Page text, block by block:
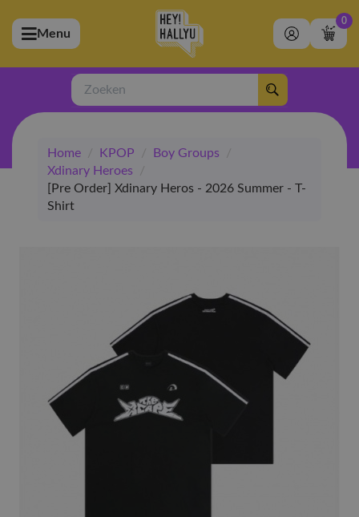
(Artiesten)
(Merchandise)
(Exclusive)
(Winkel)
Menu
0
Zoeken
Home / KPOP / Boy Groups
/
Xdinary Heroes
/
[Pre Order] Xdinary Heros - 2026 Summer - T-
Shirt